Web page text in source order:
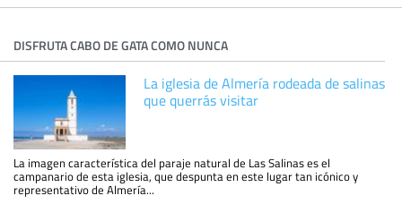
DISFRUTA CABO DE GATA COMO NUNCA
La iglesia de Almería rodeada de salinas
que querrás visitar
La imagen característica del paraje natural de Las Salinas es el
campanario de esta iglesia, que despunta en este lugar tan icónico y
representativo de Almería...